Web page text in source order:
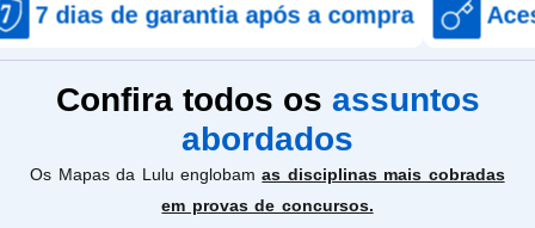
garantia após a compra Acesso
Confira todos os assuntos
abordados
Os Mapas da Lulu englobamas disciplinas mais cobradas
em provas de concursos.